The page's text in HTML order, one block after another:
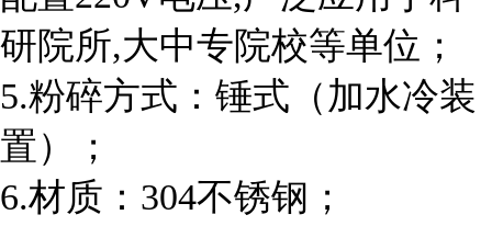
研院所,大中专院校等单位；
5.粉碎方式：锤式（加水冷装
置）；
6.材质：304不锈钢；